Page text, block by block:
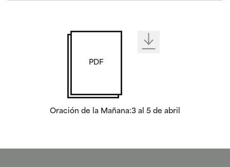
PDF
Oración de la Mañana:3 al 5 de abril